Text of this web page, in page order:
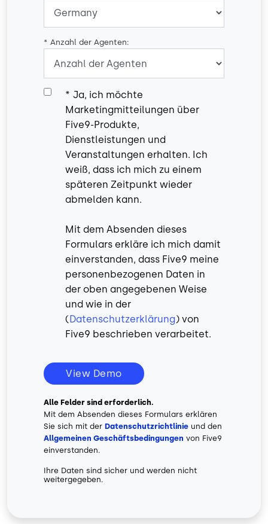
* Anzahl der Agenten:
* Ja, ich möchte
Marketingmitteilungen über
Five9-Produkte,
Dienstleistungen und
Veranstaltungen erhalten. Ich
weiß, dass ich mich zu einem
späteren Zeitpunkt wieder
abmelden kann.
Mit dem Absenden dieses
Formulars erkläre ich mich damit
einverstanden, dass Five9 meine
personenbezogenen Daten in
der oben angegebenen Weise
und wie in der
( Datenschutzerklärung) von
Five9 beschrieben verarbeitet.
View Demo
Alle Felder sind erforderlich.
Mit dem Absenden dieses Formulars erklären
Sie sich mit der Datenschutzrichtlinie und den
Allgemeinen Geschäftsbedingungen von Five9
einverstanden.
Ihre Daten sind sicher und werden nicht
weitergegeben.